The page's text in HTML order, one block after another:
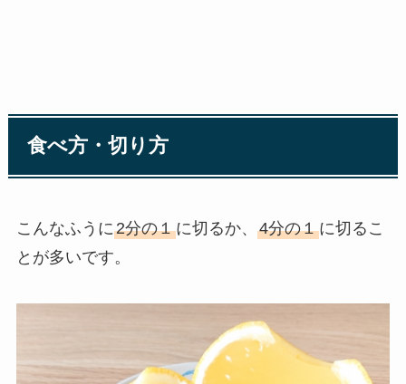
食べ方・切り方
こんなふうに2分の１に切るか、 4分の１に切るこ
とが多いです。